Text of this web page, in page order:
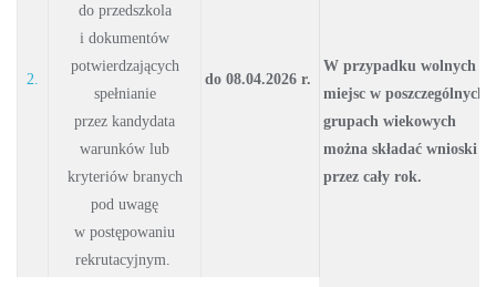
W przypadku wolnych
miejsc w poszczególnych
grupach wiekowych
można składać wnioski
przez cały rok.
2.
do przedszkola
i dokumentów
potwierdzających
spełnianie
przez kandydata
warunków lub
kryteriów branych
pod uwagę
w postępowaniu
rekrutacyjnym.
do 08.04.2026 r.